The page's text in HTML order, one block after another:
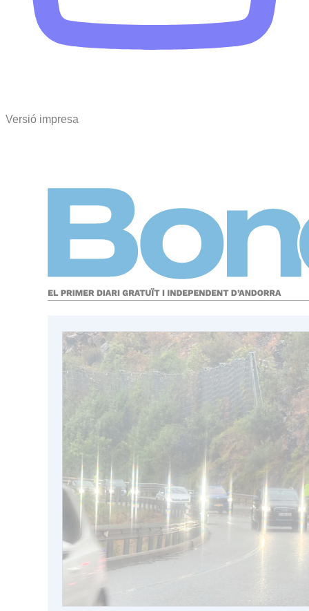
Versió impresa